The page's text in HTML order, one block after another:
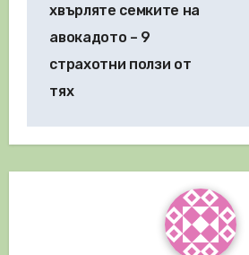
хвърляте семките на
авокадото – 9
страхотни ползи от
тях